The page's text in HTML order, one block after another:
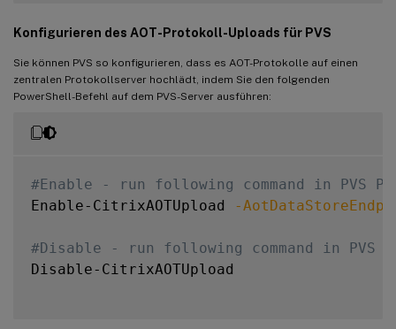
Konfigurieren des AOT-Protokoll-Uploads für PVS
Sie können PVS so konfigurieren, dass es AOT-Protokolle auf einen
zentralen Protokollserver hochlädt, indem Sie den folgenden
PowerShell-Befehl auf dem PVS-Server ausführen:
#Enable - run following command in PVS
Enable-CitrixAOTUpload
-
#Disable - run following command in PVS
Disable-CitrixAOTUpload